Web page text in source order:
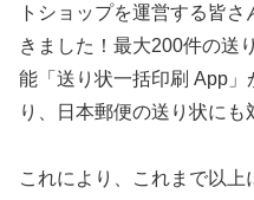
トショップを運営する皆
きました！最大200件の送
能「送り状一括印刷 App
り、日本郵便の送り状にも
これにより、これまで以